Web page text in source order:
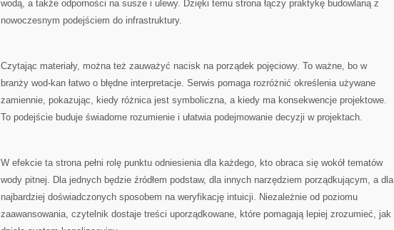
wodą, a także odporności na susze i ulewy. Dzięki temu strona łączy praktykę budowlaną z
nowoczesnym podejściem do infrastruktury.
Czytając materiały, można też zauważyć nacisk na porządek pojęciowy. To ważne, bo w
branży wod-kan łatwo o błędne interpretacje. Serwis pomaga rozróżnić określenia używane
zamiennie, pokazując, kiedy różnica jest symboliczna, a kiedy ma konsekwencje projektowe.
To podejście buduje świadome rozumienie i ułatwia podejmowanie decyzji w projektach.
W efekcie ta strona pełni rolę punktu odniesienia dla każdego, kto obraca się wokół tematów
wody pitnej. Dla jednych będzie źródłem podstaw, dla innych narzędziem porządkującym, a dla
najbardziej doświadczonych sposobem na weryfikację intuicji. Niezależnie od poziomu
zaawansowania, czytelnik dostaje treści uporządkowane, które pomagają lepiej zrozumieć, jak